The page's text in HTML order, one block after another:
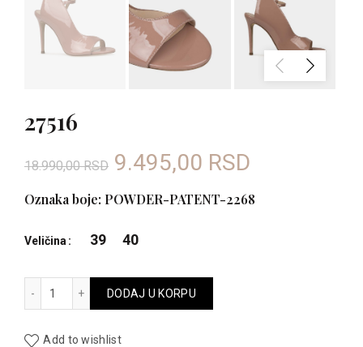
27516
18.990,00RSD Originalna
cena
je
18.990,00 RSD.
9.495,00 RSD
cena
Oznaka boje: POWDER-PATENT-2268
Veličina 39 40
DODAJ U KORPU
Add to wishlist